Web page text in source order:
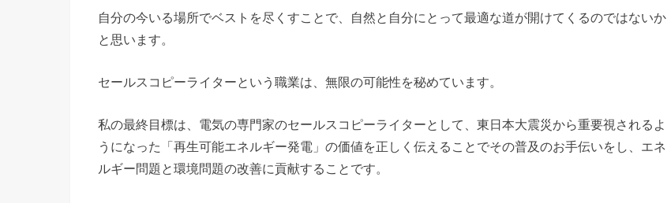
自分の今いる場所でベストを尽くすことで、自然と自分にとって最適な道が開けてくるのではないか
と思います。
セールスコピーライターという職業は、無限の可能性を秘めています。
私の最終目標は、電気の専門家のセールスコピーライターとして、東日本大震災から重要視されるよ
うになった「再生可能エネルギー発電」の価値を正しく伝えることでその普及のお手伝いをし、エネ
ルギー問題と環境問題の改善に貢献することです。